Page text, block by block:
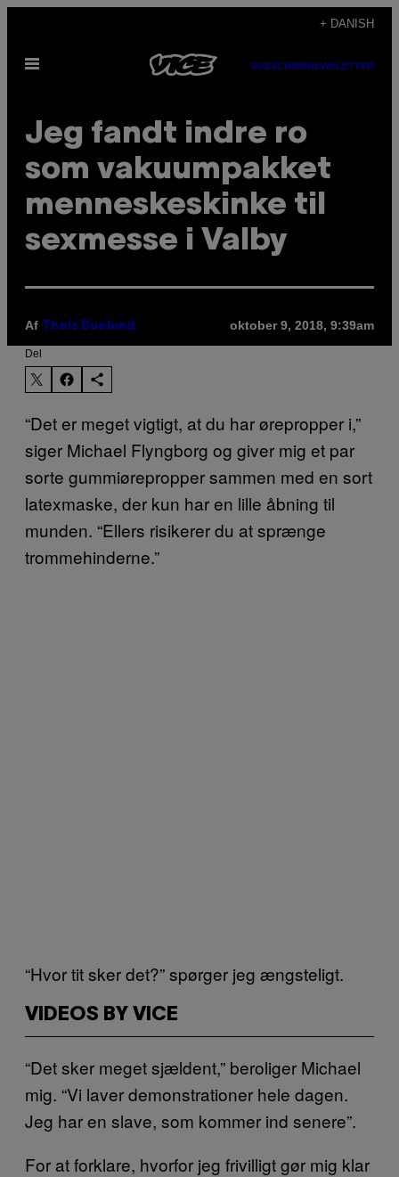
indhold
+ DANISH
Åbn
SUBSCRIBENEWSLETTER
Jeg fandt indre ro
som vakuumpakket
menneskeskinke til
sexmesse i Valby
Af Theis Duelund oktober 9, 2018, 9:39am
Del
“Det er meget vigtigt, at du har ørepropper i,”
siger Michael Flyngborg og giver mig et par
sorte gummiørepropper sammen med en sort
latexmaske, der kun har en lille åbning til
munden. “Ellers risikerer du at sprænge
trommehinderne.”
“Hvor tit sker det?” spørger jeg ængsteligt.
VIDEOS BY VICE
“Det sker meget sjældent,” beroliger Michael
mig. “Vi laver demonstrationer hele dagen.
Jeg har en slave, som kommer ind senere”.
For at forklare, hvorfor jeg frivilligt gør mig klar